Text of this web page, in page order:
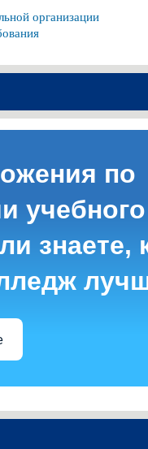
организации
по
учебного
знаете,